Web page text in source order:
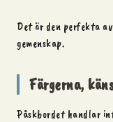
Det är den perfekta
gemenskap.
Färgerna,
Påskbordet handlar